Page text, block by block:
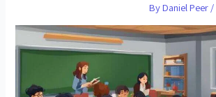
ByDaniel Peer /